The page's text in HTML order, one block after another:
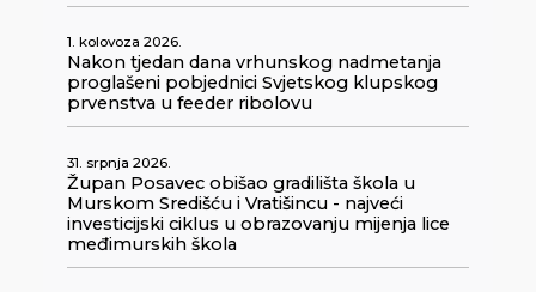
1. kolovoza 2026.
Nakon tjedan dana vrhunskog nadmetanja
proglašeni pobjednici Svjetskog klupskog
prvenstva u feeder ribolovu
31. srpnja 2026.
Župan Posavec obišao gradilišta škola u
Murskom Središću i Vratišincu - najveći
investicijski ciklus u obrazovanju mijenja lice
međimurskih škola